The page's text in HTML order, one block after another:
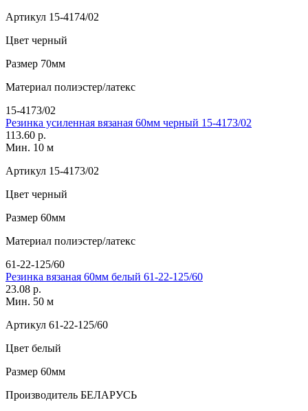
Артикул 15-4174/02
Цвет черный
Размер 70мм
Материал полиэстер/латекс
15-4173/02
Резинка усиленная вязаная 60мм черный 15-4173/02
113.60 р.
Мин. 10 м
Артикул 15-4173/02
Цвет черный
Размер 60мм
Материал полиэстер/латекс
61-22-125/60
Резинка вязаная 60мм белый 61-22-125/60
23.08 р.
Мин. 50 м
Артикул 61-22-125/60
Цвет белый
Размер 60мм
Производитель БЕЛАРУСЬ